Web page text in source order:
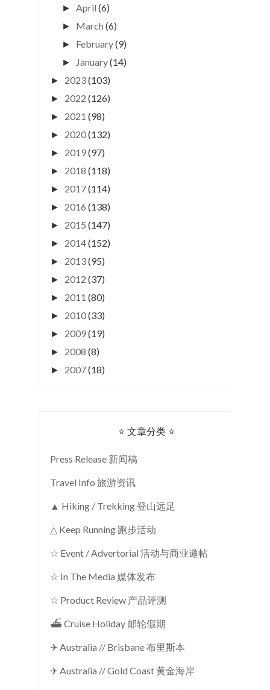
►April(6)
► March(6)
► February(9)
► January(14)
► 2023(103)
► 2022 (126)
► 2021 (98)
► 2020(132)
► 2019(97)
► 2018 (118)
► 2017(114)
► 2016 (138)
► 2015 (147)
► 2014(152)
► 2013(95)
► 2012 (37)
► 2011 (80)
► 2010(33)
► 2009(19)
► 2008 (8)
► 2007(18)
⭐ 文章分类 ⭐
Press Release 新闻稿
Travel Info 旅游资讯
▲ Hiking / Trekking 登山远足
△ Keep Running 跑步活动
☆ Event / Advertorial 活动与商业邀帖
☆ In The Media 媒体发布
☆ Product Review 产品评测
⛴ Cruise Holiday 邮轮假期
✈ Australia // Brisbane 布里斯本
✈ Australia // Gold Coast 黄金海岸